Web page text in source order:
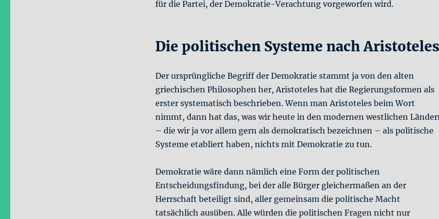
für die Partei, der Demokratie-Verachtung vorgeworfen wird.
Die politischen Systeme nach Aristoteles
Der ursprüngliche Begriff der Demokratie stammt ja von den alten
griechischen Philosophen her, Aristoteles hat die Regierungsformen als
erster systematisch beschrieben. Wenn man Aristoteles beim Wort
nimmt, dann hat das, was wir heute in den modernen westlichen
– die wir ja vor allem gern als demokratisch bezeichnen – als politische
Systeme etabliert haben, nichts mit Demokratie zu tun.
Demokratie wäre dann nämlich eine Form der politischen
Entscheidungsfindung, bei der alle Bürger gleichermaßen an der
Herrschaft beteiligt sind, aller gemeinsam die politische Macht
tatsächlich ausüben. Alle würden die politischen Fragen nicht nur